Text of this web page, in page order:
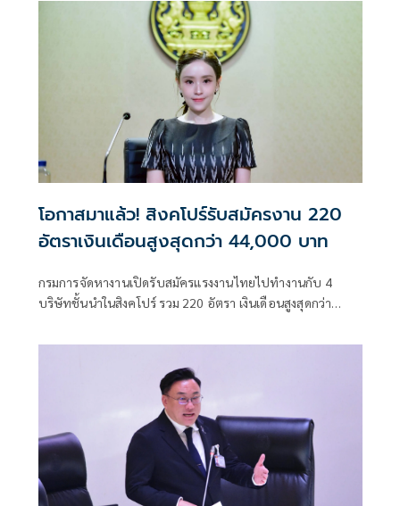
โอกาสมาแล้ว! สิงคโปร์รับสมัครงาน 220
อัตราเงินเดือนสูงสุดกว่า 44,000 บาท
กรมการจัดหางานเปิดรับสมัครแรงงานไทยไปทำงานกับ 4
บริษัทชั้นนำในสิงคโปร์ รวม 220 อัตรา เงินเดือนสูงสุดกว่า
ชอบค่าใช้จ่ายตามหลักเกณฑ์ทั้งหมด